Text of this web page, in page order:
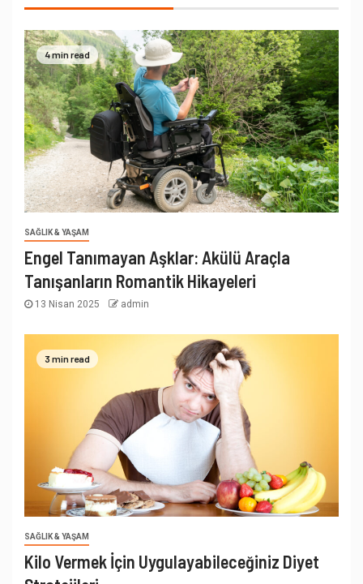
4 min read
SAĞLIK & YAŞAM
Engel Tanımayan Aşklar: Akülü Araçla
Tanışanların Romantik Hikayeleri
13 Nisan 2025 admin
3 min read
SAĞLIK & YAŞAM
Kilo Vermek İçin Uygulayabileceğiniz Diyet